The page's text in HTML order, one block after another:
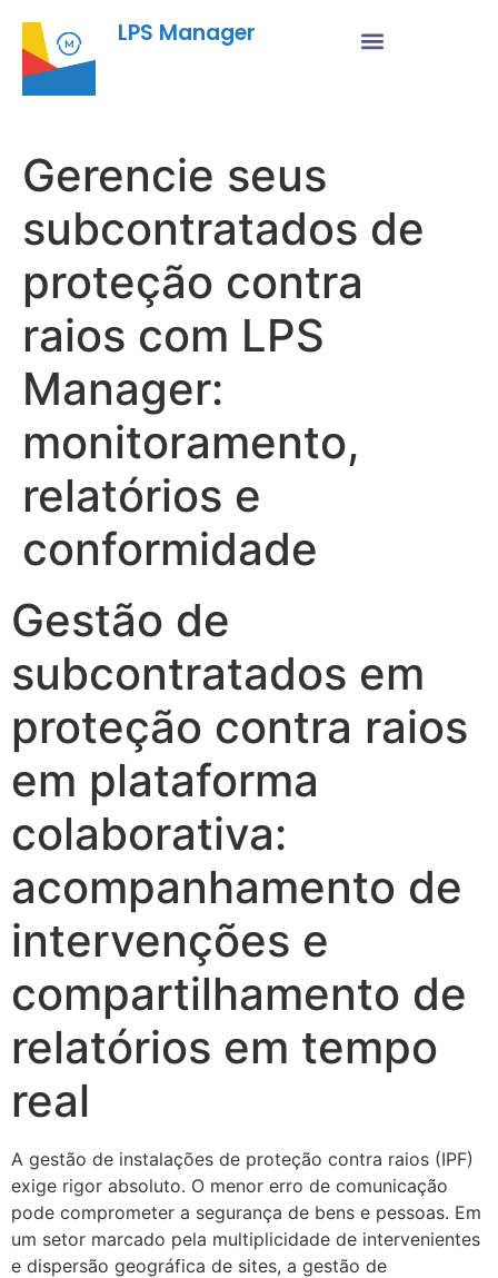
LPS Manager
Gerencie seus
subcontratados de
proteção contra
raios com LPS
Manager:
monitoramento,
relatórios e
conformidade
Gestão de
subcontratados em
proteção contra raios
em plataforma
colaborativa:
acompanhamento de
intervenções e
compartilhamento de
relatórios em tempo
real
A gestão de instalações de proteção contra raios (IPF)
exige rigor absoluto. O menor erro de comunicação
pode comprometer a segurança de bens e pessoas. Em
um setor marcado pela multiplicidade de intervenientes
e dispersão geográfica de sites, a gestão de